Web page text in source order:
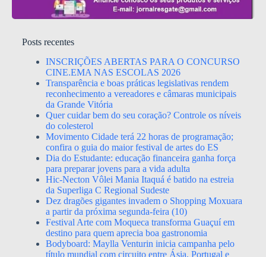
Posts recentes
INSCRIÇÕES ABERTAS PARA O CONCURSO
CINE.EMA NAS ESCOLAS 2026
Transparência e boas práticas legislativas rendem
reconhecimento a vereadores e câmaras municipais
da Grande Vitória
Quer cuidar bem do seu coração? Controle os níveis
do colesterol
Movimento Cidade terá 22 horas de programação;
confira o guia do maior festival de artes do ES
Dia do Estudante: educação financeira ganha força
para preparar jovens para a vida adulta
Hic-Necton Vôlei Mania Itaquá é batido na estreia
da Superliga C Regional Sudeste
Dez dragões gigantes invadem o Shopping Moxuara
a partir da próxima segunda-feira (10)
Festival Arte com Moqueca transforma Guaçuí em
destino para quem aprecia boa gastronomia
Bodyboard: Maylla Venturin inicia campanha pelo
título mundial com circuito entre Ásia, Portugal e